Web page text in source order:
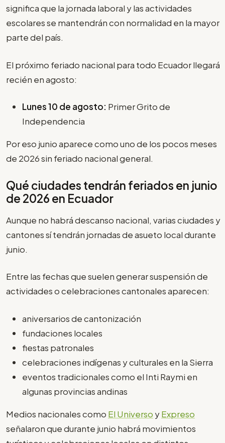
significa que la jornada laboral y las actividades
escolares se mantendrán con normalidad en la mayor
parte del país.
El próximo feriado nacional para todo Ecuador llegará
recién en agosto:
Lunes 10 de agosto: Primer Grito de
Independencia
Por eso junio aparece como uno de los pocos meses
de 2026 sin feriado nacional general.
Qué ciudades tendrán feriados en junio
de 2026 en Ecuador
Aunque no habrá descanso nacional, varias ciudades y
cantones sí tendrán jornadas de asueto local durante
junio.
Entre las fechas que suelen generar suspensión de
actividades o celebraciones cantonales aparecen:
aniversarios de cantonización
fundaciones locales
fiestas patronales
celebraciones indígenas y culturales en la Sierra
eventos tradicionales como el Inti Raymi en
algunas provincias andinas
Medios nacionales como El Universo yExpreso
señalaron que durante junio habrá movimientos